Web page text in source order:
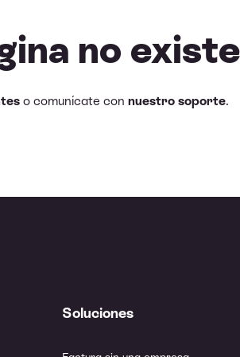
no
o comunícate con nuestro soporte.
Soluciones